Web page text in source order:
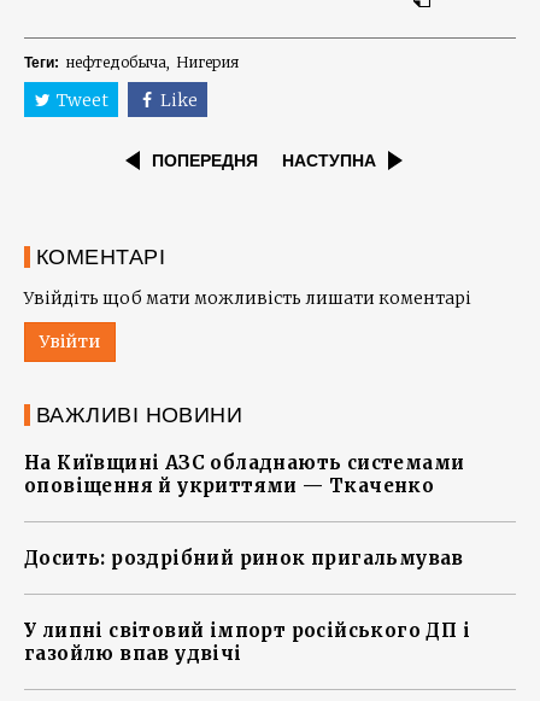
Теги: нефтедобыча Нигерия
Tweet Like
ПОПЕРЕДНЯ НАСТУПНА
КОМЕНТАРІ
Увійдіть щоб мати можливість лишати коментарі
Увійти
ВАЖЛИВІ НОВИНИ
На Київщині АЗС обладнають системами
оповіщення й укриттями — Ткаченко
Досить: роздрібний ринок пригальмував
У липні світовий імпорт російського ДП і
газойлю впав удвічі